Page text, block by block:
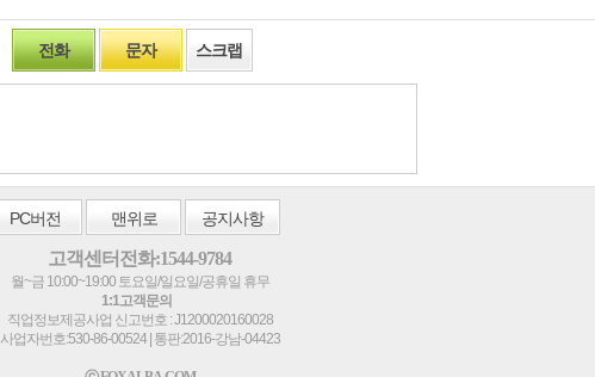
전화 문자 스크랩
PC버전 맨위로 공지사항
고객센터전화:1544-9784
월~금 10:00~19:00 토요일/일요일/공휴일 휴무
1:1고객문의
직업정보제공사업 신고번호 : J1200020160028
사업자번호:530-86-00524 | 통판:2016-강남-04423